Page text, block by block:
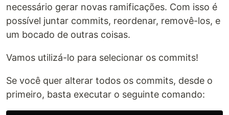
necessário gerar novas ramificações. Com isso é
possível juntar commits, reordenar, removê-los, e
um bocado de outras coisas.
Vamos utilizá-lo para selecionar os commits!
Se você quer alterar todos os commits, desde o
primeiro, basta executar o seguinte comando: